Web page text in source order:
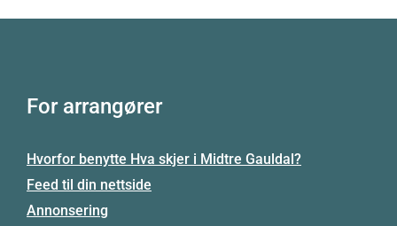
For arrangører
Hvorfor benytte Hva skjer i Midtre Gauldal?
Feed til din nettside
Annonsering